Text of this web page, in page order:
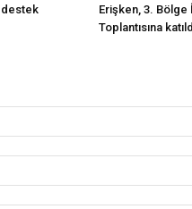
destek
Erişken, 3. Bölge
Toplantısına